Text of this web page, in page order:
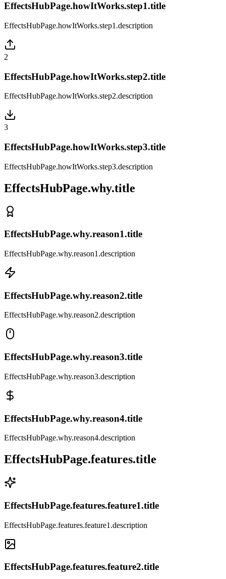
EffectsHubPage.howItWorks.step1.title
EffectsHubPage.howItWorks.step1.description
2
EffectsHubPage.howItWorks.step2.title
EffectsHubPage.howItWorks.step2.description
3
EffectsHubPage.howItWorks.step3.title
EffectsHubPage.howItWorks.step3.description
EffectsHubPage.why.title
EffectsHubPage.why.reason1.title
EffectsHubPage.why.reason1.description
EffectsHubPage.why.reason2.title
EffectsHubPage.why.reason2.description
EffectsHubPage.why.reason3.title
EffectsHubPage.why.reason3.description
EffectsHubPage.why.reason4.title
EffectsHubPage.why.reason4.description
EffectsHubPage.features.title
EffectsHubPage.features.feature1.title
EffectsHubPage.features.feature1.description
EffectsHubPage.features.feature2.title